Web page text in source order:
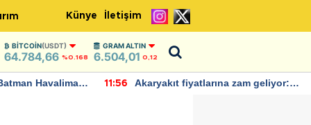
Künye İletişim
BITCOIN(USDT)
64.784,66 %0.168
GRAM ALTIN
6.504,01 0,12
Havalimanı
11:56
Akaryakıt fiyatlarına zam geliyor: